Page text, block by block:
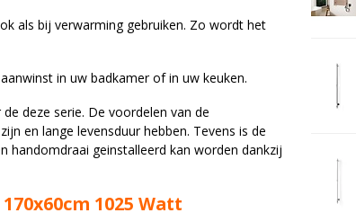
als bij verwarming gebruiken. Zo wordt het
in uw badkamer of in uw keuken.
deze serie. De voordelen van de
en lange levensduur hebben. Tevens is de
handomdraai geinstalleerd kan worden dankzij
1025 Watt